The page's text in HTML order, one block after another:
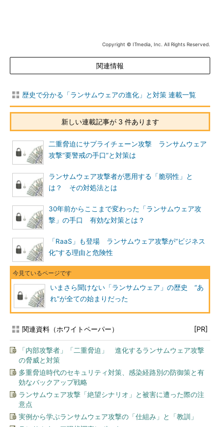
Copyright © ITmedia, Inc. All Rights Reserved.
関連情報
歴史で分かる「ランサムウェアの進化」と対策 連載一覧
新しい連載記事が 3 件あります
二重脅迫にサプライチェーン攻撃 ランサムウェア
攻撃“要警戒の手口”と対策は
ランサムウェア攻撃者が悪用する「脆弱性」と
は？ その対処法とは
30年前からここまで変わった「ランサムウェア攻
撃」の手口 有効な対策とは？
「RaaS」も登場 ランサムウェア攻撃が“ビジネス
化”する理由と危険性
いまさら聞けない「ランサムウェア」の歴史 “あ
れ”が全ての始まりだった
関連資料（ホワイトペーパー） [PR]
「内部攻撃者」「二重脅迫」 進化するランサムウェア攻撃
の脅威と対策
多重脅迫時代のセキュリティ対策、感染経路別の防御策と有
効なバックアップ戦略
ランサムウェア攻撃「絶望シナリオ」と被害に遭った際の注
意点
実例から学ぶランサムウェア攻撃の「仕組み」と「教訓」